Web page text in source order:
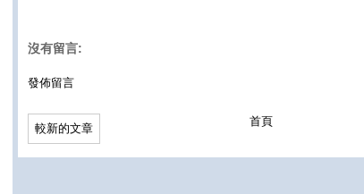
沒有留言:
發佈留言
較新的文章
首頁